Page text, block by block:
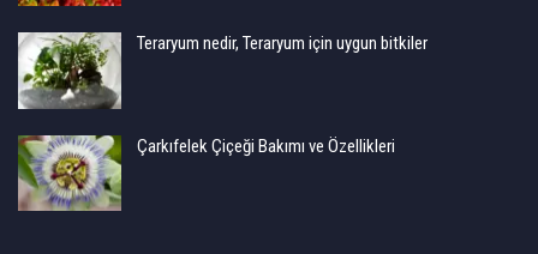
Teraryum nedir, Teraryum için uygun bitkiler
Çarkıfelek Çiçeği Bakımı ve Özellikleri